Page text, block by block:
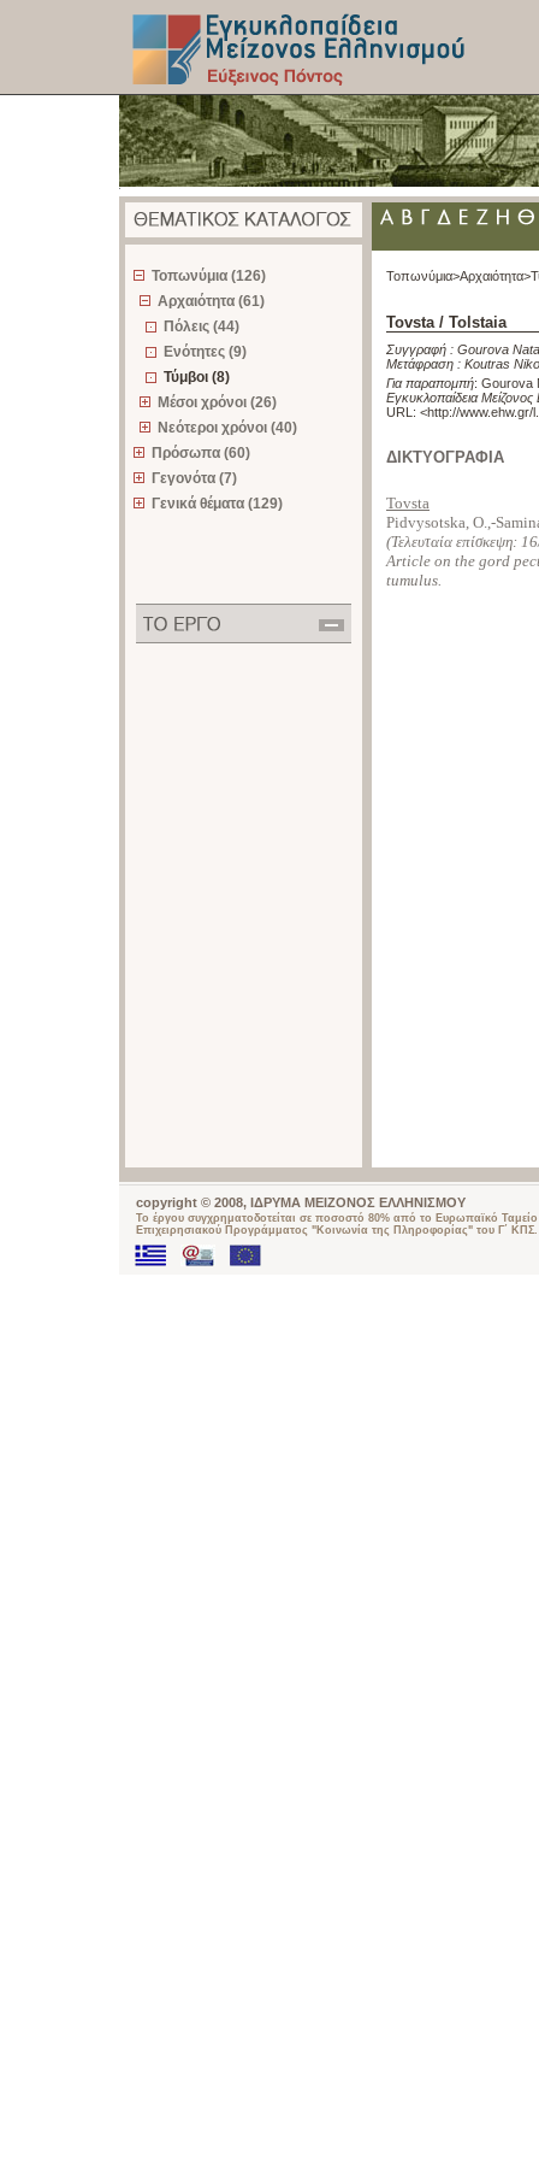
Τοπωνύμια (126)
Αρχαιότητα (61)
Πόλεις (44)
Ενότητες (9)
Τύμβοι (8)
Μέσοι χρόνοι (26)
Νεότεροι χρόνοι (40)
Πρόσωπα (60)
Γεγονότα (7)
Γενικά θέματα (129)
Τοπωνύμια>Αρχαιότητα>
Tovsta / Tolstaia
Συγγραφή : Gourova
Μετάφραση : Koutras
Για παραπομπή: Gourova
Εγκυκλοπαίδεια
URL: <http://www.ehw.gr/
ΔΙΚΤΥΟΓΡΑΦΙΑ
Tovsta
Pidvysotska, O.,-
(Τελευταία επίσκεψη:
Article on the gord
tumulus.
copyright © 2008, ΙΔΡΥΜΑ ΜΕΙΖΟΝΟΣ ΕΛΛΗΝΙΣΜΟΥ
Το έργου συγχρηματοδοτείται σε ποσοστό 80% από το Ευρωπαϊκό
Επιχειρησιακού Προγράμματος "Κοινωνία της Πληροφορίας" του Γ΄ ΚΠΣ.